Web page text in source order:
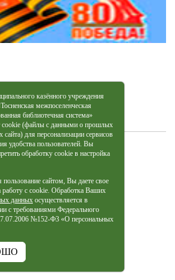
казённого учреждения
межпоселенческая
библиотечная система»
cookie (файлы с данными о прошлых
сайта) для персонализации сервисов
удобства пользователей. Вы
обработку cookie в настройка
сайтом, Вы даете свое
работу с cookie. Обработка Ваших
данных осуществляется в
с требованиями Федерального
№152-Ф3 «О персональных
межпоселенческая
система»
обл.,
27